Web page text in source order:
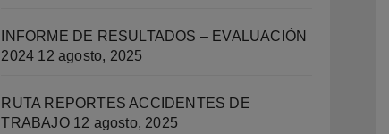
INFORME DE RESULTADOS – EVALUACIÓN
2024 12 agosto, 2025
RUTA REPORTES ACCIDENTES DE
TRABAJO 12 agosto, 2025